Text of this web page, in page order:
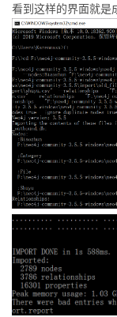
看到这样的界面就是